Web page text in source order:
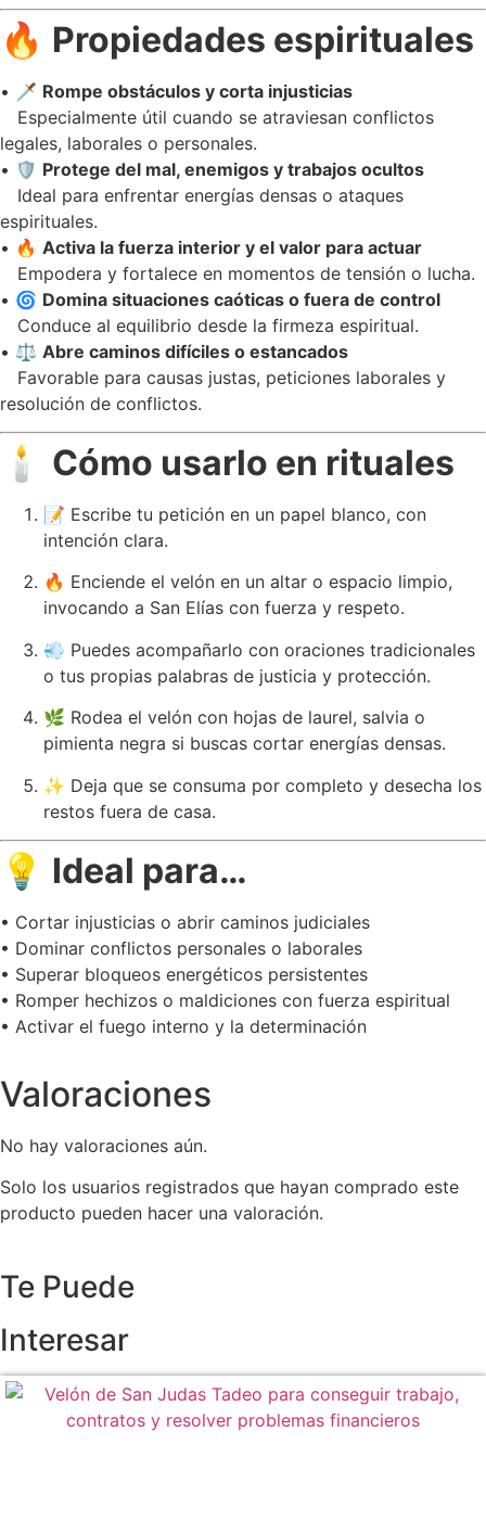
🔥 Propiedades espirituales
• 🗡️ Rompe obstáculos y corta injusticias
Especialmente útil cuando se atraviesan conflictos
legales, laborales o personales.
• 🛡️ Protege del mal, enemigos y trabajos ocultos
Ideal para enfrentar energías densas o ataques
espirituales.
• 🔥 Activa la fuerza interior y el valor para actuar
Empodera y fortalece en momentos de tensión o lucha.
• 🌀 Domina situaciones caóticas o fuera de control
Conduce al equilibrio desde la firmeza espiritual.
• ⚖️ Abre caminos difíciles o estancados
Favorable para causas justas, peticiones laborales y
resolución de conflictos.
🕯️ Cómo usarlo en rituales
📝 Escribe tu petición en un papel blanco, con
intención clara.
🔥 Enciende el velón en un altar o espacio limpio,
invocando a San Elías con fuerza y respeto.
💨 Puedes acompañarlo con oraciones tradicionales
o tus propias palabras de justicia y protección.
🌿 Rodea el velón con hojas de laurel, salvia o
pimienta negra si buscas cortar energías densas.
✨ Deja que se consuma por completo y desecha los
restos fuera de casa.
💡 Ideal para…
• Cortar injusticias o abrir caminos judiciales
• Dominar conflictos personales o laborales
• Superar bloqueos energéticos persistentes
• Romper hechizos o maldiciones con fuerza espiritual
• Activar el fuego interno y la determinación
Valoraciones
No hay valoraciones aún.
Solo los usuarios registrados que hayan comprado este
producto pueden hacer una valoración.
Te Puede
Interesar